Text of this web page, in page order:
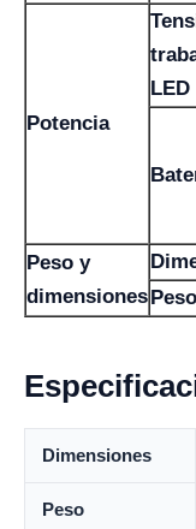
Potencia
LED
Peso y
dimensionesPeso
Dimensiones
Peso